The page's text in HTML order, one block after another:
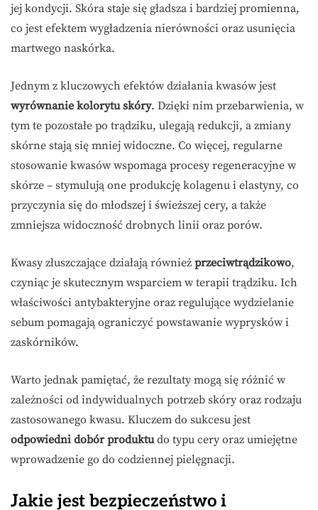
jej kondycji. Skóra staje się gładsza i bardziej promienna,
co jest efektem wygładzenia nierówności oraz usunięcia
martwego naskórka.
Jednym z kluczowych efektów działania kwasów jest
wyrównanie kolorytu skóry. Dzięki nim przebarwienia, w
tym te pozostałe po trądziku, ulegają redukcji, a zmiany
skórne stają się mniej widoczne. Co więcej, regularne
stosowanie kwasów wspomaga procesy regeneracyjne w
skórze – stymulują one produkcję kolagenu i elastyny, co
przyczynia się do młodszej i świeższej cery, a także
zmniejsza widoczność drobnych linii oraz porów.
Kwasy złuszczające działają również przeciwtrądzikowo,
czyniąc je skutecznym wsparciem w terapii trądziku. Ich
właściwości antybakteryjne oraz regulujące wydzielanie
sebum pomagają ograniczyć powstawanie wyprysków i
zaskórników.
Warto jednak pamiętać, że rezultaty mogą się różnić w
zależności od indywidualnych potrzeb skóry oraz rodzaju
zastosowanego kwasu. Kluczem do sukcesu jest
odpowiedni dobór produktudo typu cery oraz umiejętne
wprowadzenie go do codziennej pielęgnacji.
Jakie jest bezpieczeństwo i